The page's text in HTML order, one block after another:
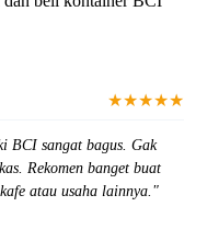
★★★★★
BCI sangat bagus. Gak
Rekomen banget buat
atau usaha lainnya."